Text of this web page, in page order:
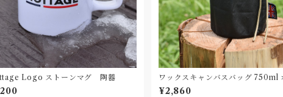
Logo ストーンマグ 陶器
ワックスキャンバスバッグ 750ml
用 Made in UK Waxed Canvas
¥2,860